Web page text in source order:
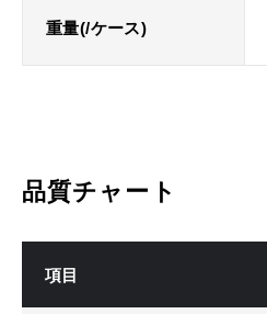
重量(/ケース)
品質チャート
項目